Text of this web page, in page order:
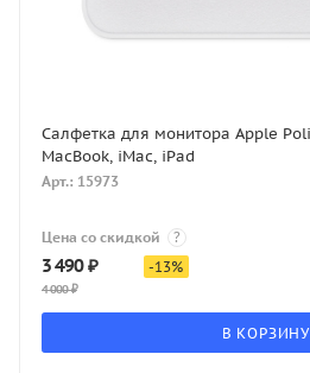
Салфетка для монитора Apple
MacBook, iMac, iPad
Арт.: 15973
Цена со скидкой ?
3 490₽
4 000₽
-13%
В КОРЗИНУ